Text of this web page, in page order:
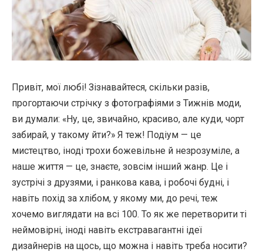
Привіт, мої любі! Зізнавайтеся, скільки разів,
прогортаючи стрічку з фотографіями з Тижнів моди,
ви думали: «Ну, це, звичайно, красиво, але куди, чорт
забирай, у такому йти?» Я теж! Подіум — це
мистецтво, іноді трохи божевільне й незрозуміле, а
наше життя — це, знаєте, зовсім інший жанр. Це і
зустрічі з друзями, і ранкова кава, і робочі будні, і
навіть похід за хлібом, у якому ми, до речі, теж
хочемо виглядати на всі 100. То як же перетворити ті
неймовірні, іноді навіть екстравагантні ідеї
дизайнерів на щось, що можна і навіть треба носити?